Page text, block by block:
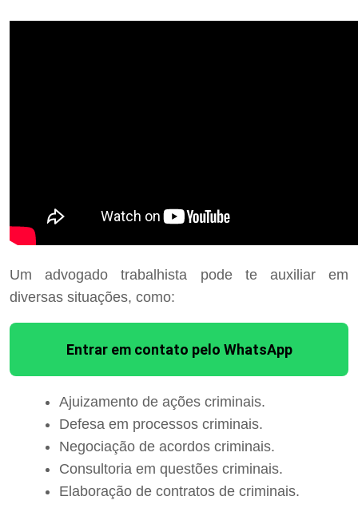
Um advogado trabalhista pode te auxiliar em
diversas situações, como:
Entrar em contato pelo WhatsApp
Ajuizamento de ações criminais.
Defesa em processos criminais.
Negociação de acordos criminais.
Consultoria em questões criminais.
Elaboração de contratos de criminais.